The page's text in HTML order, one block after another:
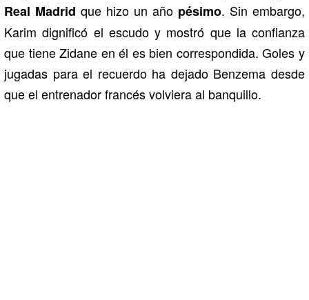
Real Madrid que hizo un año pésimo. Sin embargo,
Karim dignificó el escudo y mostró que la confianza
que tiene Zidane en él es bien correspondida. Goles y
jugadas para el recuerdo ha dejado Benzema desde
que el entrenador francés volviera al banquillo.